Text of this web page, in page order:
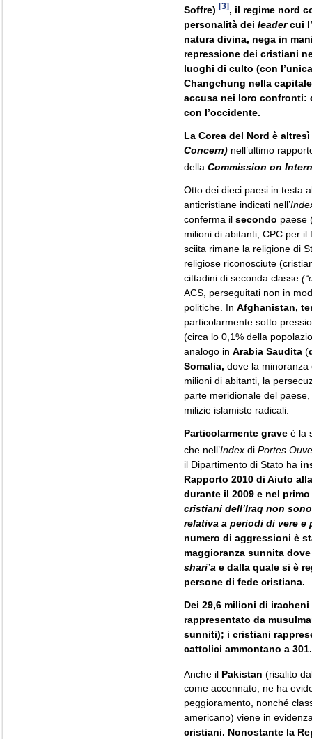
Soffre) [3] , il regime nord
personalità dei leadercui
natura divina, nega in
repressione dei cristiani
luoghi di culto (con
Changchung nella
accusa nei loro confronti:
con l’occidente.
La Corea del Nord è
Concern) nell’ultimo
della Commission on
Otto dei dieci paesi in testa
anticristiane indicati nell’
conferma il secondo paese
milioni di abitanti, CPC per il
sciita rimane la religione di
religiose riconosciute
cittadini di seconda classe
ACS, perseguitati non in
politiche. In Afghanistan,
particolarmente sotto
(circa lo 0,1% della
analogo in Arabia Saudita (
Somalia, dove la minoranza
milioni di abitanti, la
parte meridionale del
milizie islamiste radicali.
Particolarmente grave è la
che nell’Index di Portes
il Dipartimento di Stato ha
Rapporto 2010 di Aiuto
durante il 2009 e nel
cristiani dell’Iraq non
relativa a periodi di vere e
numero di aggressioni è
maggioranza sunnita
shari’a e dalla quale si è
persone di fede cristiana.
Dei 29,6 milioni di
rappresentato da
sunniti); i cristiani
cattolici ammontano a
Anche il Pakistan (risalito
come accennato, ne ha
peggioramento, nonché
americano) viene in
cristiani. Nonostante la